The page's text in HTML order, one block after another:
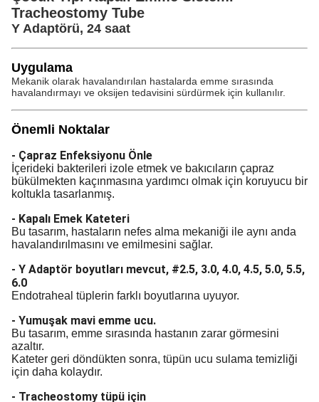
Tracheostomy Tube
Y Adaptörü, 24 saat
Uygulama
Mekanik olarak havalandırılan hastalarda emme sırasında
havalandırmayı ve oksijen tedavisini sürdürmek için kullanılır.
Önemli Noktalar
- Çapraz Enfeksiyonu Önle
İçerideki bakterileri izole etmek ve bakıcıların çapraz
bükülmekten kaçınmasına yardımcı olmak için koruyucu bir
koltukla tasarlanmış.
- Kapalı Emek Kateteri
Bu tasarım, hastaların nefes alma mekaniği ile aynı anda
havalandırılmasını ve emilmesini sağlar.
- Y Adaptör boyutları mevcut, #2.5, 3.0, 4.0, 4.5, 5.0, 5.5,
6.0
Endotraheal tüplerin farklı boyutlarına uyuyor.
- Yumuşak mavi emme ucu.
Bu tasarım, emme sırasında hastanın zarar görmesini
azaltır.
Kateter geri döndükten sonra, tüpün ucu sulama temizliği
için daha kolaydır.
- Tracheostomy tüpü için